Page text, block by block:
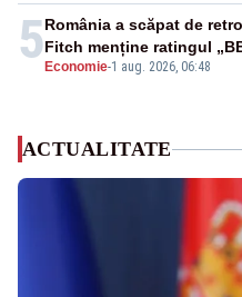
5 Economie-1 aug. 2026, 06:48
România a scăpat de
Fitch menține ratingul
ACTUALITATE